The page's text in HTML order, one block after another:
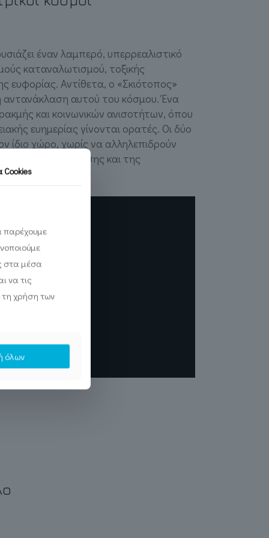
έναν λαμπερό, υπερρεαλιστικό
καταναλωτισμού, τοξικής
ευφορίας. Αντίθετα, ο «Σκιότοπος»
αντανάκλαση αυτού του κόσμου. Ένα
και κοινωνικών ανισοτήτων, όπου
ευημερίας γίνονται ορατές. Οι δύο
ίδιο χώρο, χωρίς να αλληλεπιδρούν
αίσθηση της έντασης και της
Cookies
παρέχουμε
στα μέσα
να τις
τη χρήση των
όλων